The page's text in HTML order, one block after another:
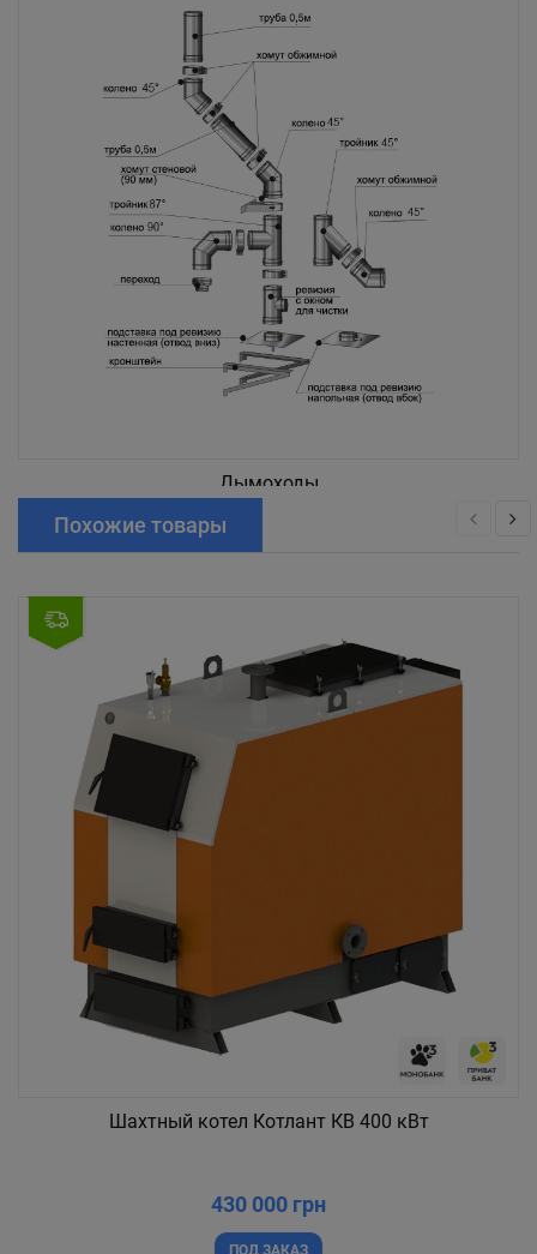
Дымоходы
Похожие товары
Шахтный котел Котлант КВ 400 кВт
430 000 грн
ПОД ЗАКАЗ